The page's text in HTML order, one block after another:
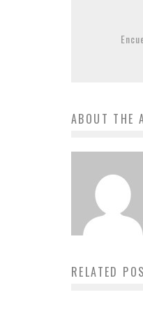
ABOUT THE
RELATED